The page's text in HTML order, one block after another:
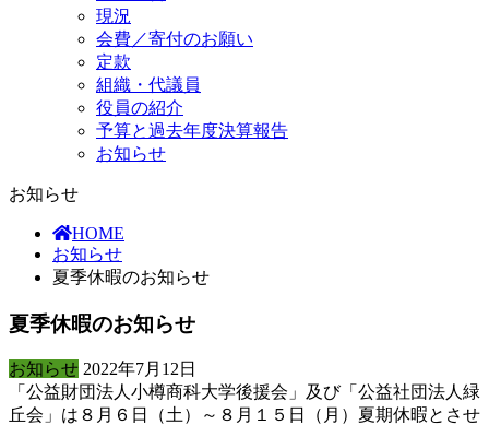
現況
会費／寄付のお願い
定款
組織・代議員
役員の紹介
予算と過去年度決算報告
お知らせ
お知らせ
HOME
お知らせ
夏季休暇のお知らせ
夏季休暇のお知らせ
お知らせ 2022年7月12日
「公益財団法人小樽商科大学後援会」及び「公益社団法人緑
丘会」は８月６日（土）～８月１５日（月）夏期休暇とさせ